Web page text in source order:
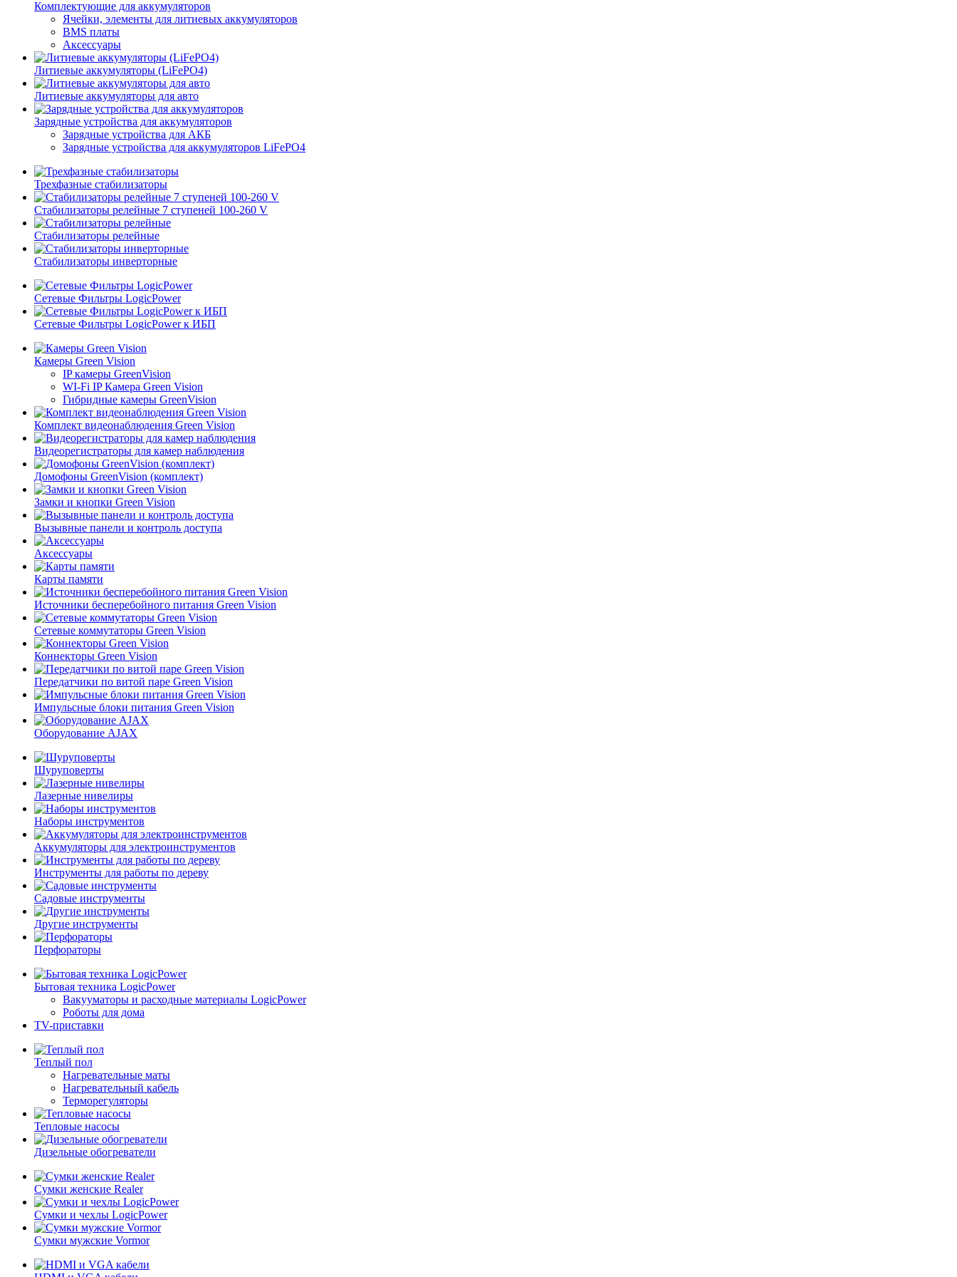
Комплектующие для аккумуляторов
Ячейки, элементы для литиевых аккумуляторов
BMS платы
Аксессуары
Литиевые аккумуляторы (LiFePО4)
Литиевые аккумуляторы для авто
Зарядные устройства для аккумуляторов
Зарядные устройства для АКБ
Зарядные устройства для аккумуляторов LiFePO4
Трехфазные стабилизаторы
Стабилизаторы релейные 7 ступеней 100-260 V
Стабилизаторы релейные
Стабилизаторы инверторные
Сетевые Фильтры LogicPower
Сетевые Фильтры LogicPower к ИБП
Камеры Green Vision
IP камеры GreenVision
WI-Fi IP Камера Green Vision
Гибридные камеры GreenVision
Комплект видеонаблюдения Green Vision
Видеорегистраторы для камер наблюдения
Домофоны GreenVision (комплект)
Замки и кнопки Green Vision
Вызывные панели и контроль доступа
Аксессуары
Карты памяти
Источники бесперебойного питания Green Vision
Сетевые коммутаторы Green Vision
Коннекторы Green Vision
Передатчики по витой паре Green Vision
Импульсные блоки питания Green Vision
Оборудование AJAX
Шуруповерты
Лазерные нивелиры
Наборы инструментов
Аккумуляторы для электроинструментов
Инструменты для работы по дереву
Садовые инструменты
Другие инструменты
Перфораторы
Бытовая техника LogicPower
Вакууматоры и расходные материалы LogicPower
Роботы для дома
TV-приставки
Теплый пол
Нагревательные маты
Нагревательный кабель
Терморегуляторы
Тепловые насосы
Дизельные обогреватели
Сумки женские Realer
Сумки и чехлы LogicPower
Сумки мужские Vormor